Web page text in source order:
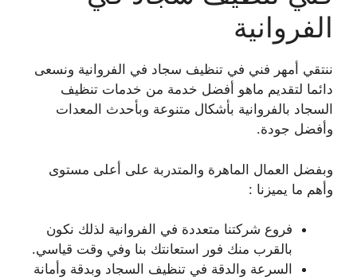
الفروانية
ننتقي أمهر فني في تنظيف سجاد في الفروانية ونسعى
دائما لتقديم ماهو أفضل خدمة من خدمات تنظيف
السجاد بالفروانية بأشكال متنوعة وبأحدث المعدات
وأفضل جودة.
وبفضل العمال الماهرة والمتدربة على أعلى مستوى
وأهم ما يميزنا :
فروع شركتنا متعددة في الفروانية لذلك نكون
بالقرب منك فور استعانتك بنا وفي وقت قياسي.
السرعة والدقة في تنظيف السجاد وبدقة وأمانة